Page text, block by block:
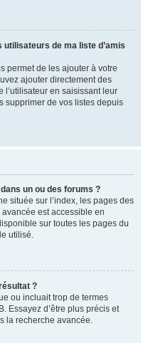
de ma liste d’amis
permet de les ajouter à votre
ajouter directement des
en saisissant leur
supprimer de vos listes depuis
un ou des forums ?
située sur l’index, les pages des
est accessible en
sur toutes les pages du
utilisé.
?
ou incluait trop de termes
Essayez d’être plus précis et
la recherche avancée.